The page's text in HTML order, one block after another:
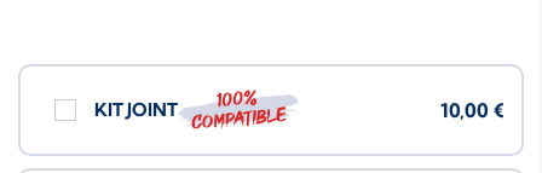
KIT JOINT 100%
compatible 10,00 €